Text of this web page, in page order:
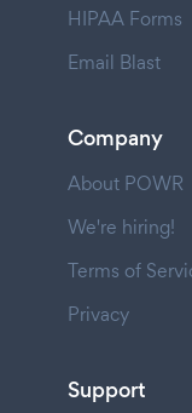
HIPAA Forms
Email Blast
Company
About POWR
We're hiring!
Terms of
Privacy
Support